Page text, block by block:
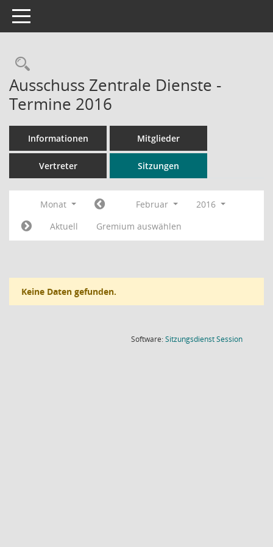
Toggle navigation
Rechercheauswahl
Ausschuss Zentrale Dienste -
Termine 2016
Informationen Mitglieder
Vertreter Sitzungen
Monat Februar
2016
Aktuell
Gremium auswählen
Keine Daten gefunden.
Software:SitzungsdienstSession(Wird in